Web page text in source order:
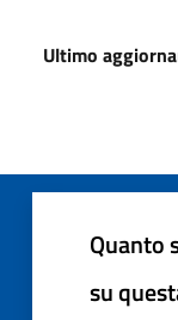
Ultimo
Quanto
su